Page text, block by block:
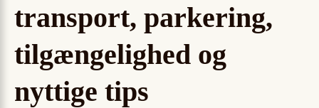
transport, parkering,
tilgængelighed og
nyttige tips